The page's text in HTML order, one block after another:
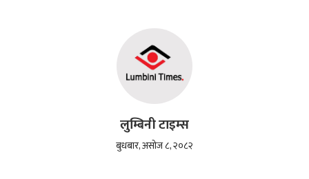
लुम्बिनी टाइम्स
बुधबार, असोज ८, २०८२